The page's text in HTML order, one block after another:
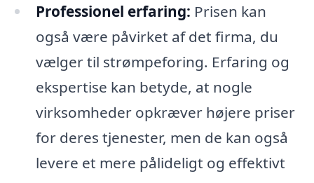
Professionel erfaring: Prisen kan
også være påvirket af det firma, du
vælger til strømpeforing. Erfaring og
ekspertise kan betyde, at nogle
virksomheder opkræver højere priser
for deres tjenester, men de kan også
levere et mere pålideligt og effektivt